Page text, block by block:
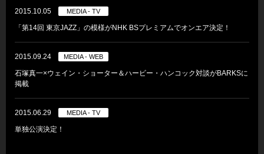
2015.10.05 MEDIA - TV
「第14回 東京JAZZ」の模様がNHK BSプレミアムでオンエア決定！
2015.09.24 MEDIA - WEB
石塚真一×ウェイン・ショーター＆ハービー・ハンコック対談がBARKSに
掲載
2015.06.29 MEDIA - TV
単独公演決定！